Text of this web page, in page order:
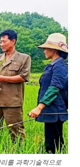
를 과학기술적으로